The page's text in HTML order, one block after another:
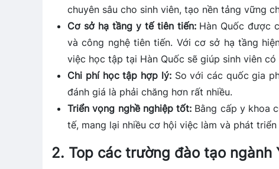
chuyên sâu cho sinh viên, tạo nền tảng vững
Cơ sở hạ tầng y tế tiên tiến:Hàn Quốc được
và công nghệ tiên tiến. Với cơ sở hạ tầng
việc học tập tại Hàn Quốc sẽ giúp sinh viên
Chi phí học tập hợp lý:So với các quốc gia
đánh giá là phải chăng hơn rất nhiều.
Triển vọng nghề nghiệp tốt: Bằng cấp y khoa
tế, mang lại nhiều cơ hội việc làm và phát triển
2. Top các trường đào tạo ngành